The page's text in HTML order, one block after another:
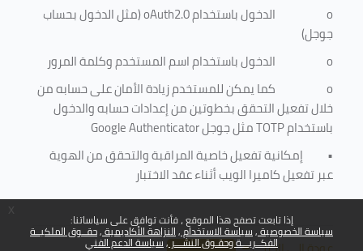
إذا تابعت تصفح هذا الموقع ، فأنت توافق على سياساتنا:
سياسة الخصوصية سياسة الاستخدام النزاهة الأكاديمية حقــوق الملكيــة
الفكــريـــة وحقـوق النشـــر سياسة الدعم الفني
o
الدخول باستخدامoAuth2.0(مثل الدخول بحساب
جوجل)
o
الدخول باستخدام اسم المستخدم وكلمة المرور
o
كما يمكن للمستخدم زيادة الأمان على حسابه من
خلال تفعيل التحقق بخطوتين من إعدادات حسابه والدخول
باستخدامTOTPمثل جوجلGoogle Authenticator
• إمكانية تفعيل خاصية المراقبة والتحقق من الهوية
عبر تفعيل كاميرا الويب أثناء عقد الاختبار